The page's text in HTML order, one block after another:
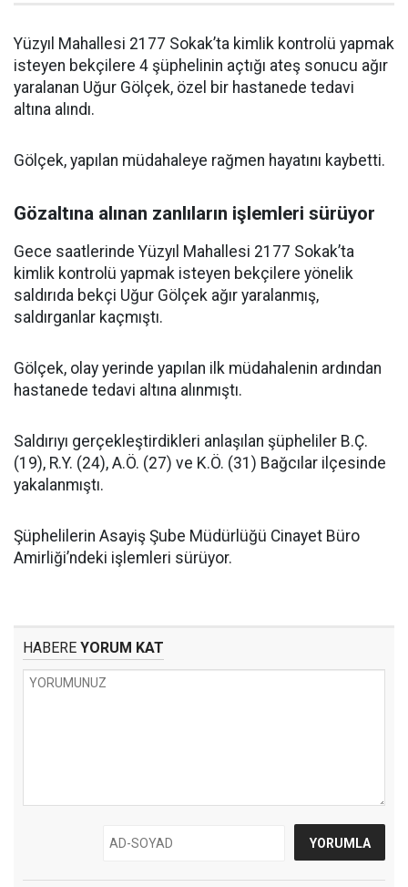
Yüzyıl Mahallesi 2177 Sokak’ta kimlik kontrolü yapmak
isteyen bekçilere 4 şüphelinin açtığı ateş sonucu ağır
yaralanan Uğur Gölçek, özel bir hastanede tedavi
altına alındı.
Gölçek, yapılan müdahaleye rağmen hayatını kaybetti.
Gözaltına alınan zanlıların işlemleri sürüyor
Gece saatlerinde Yüzyıl Mahallesi 2177 Sokak’ta
kimlik kontrolü yapmak isteyen bekçilere yönelik
saldırıda bekçi Uğur Gölçek ağır yaralanmış,
saldırganlar kaçmıştı.
Gölçek, olay yerinde yapılan ilk müdahalenin ardından
hastanede tedavi altına alınmıştı.
Saldırıyı gerçekleştirdikleri anlaşılan şüpheliler B.Ç.
(19), R.Y. (24), A.Ö. (27) ve K.Ö. (31) Bağcılar ilçesinde
yakalanmıştı.
Şüphelilerin Asayiş Şube Müdürlüğü Cinayet Büro
Amirliği’ndeki işlemleri sürüyor.
HABERE YORUM KAT